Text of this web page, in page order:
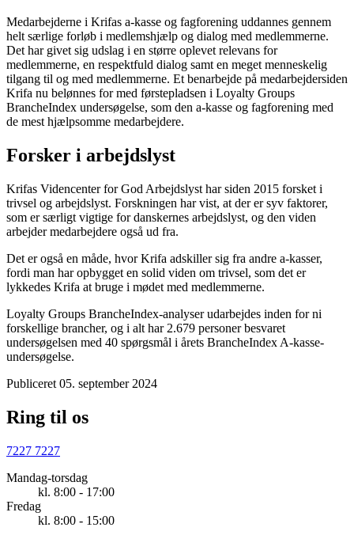
Medarbejderne i Krifas a-kasse og fagforening uddannes gennem
helt særlige forløb i medlemshjælp og dialog med medlemmerne.
Det har givet sig udslag i en større oplevet relevans for
medlemmerne, en respektfuld dialog samt en meget menneskelig
tilgang til og med medlemmerne. Et benarbejde på medarbejdersiden
Krifa nu belønnes for med førstepladsen i Loyalty Groups
BrancheIndex undersøgelse, som den a-kasse og fagforening med
de mest hjælpsomme medarbejdere.
Forsker i arbejdslyst
Krifas Videncenter for God Arbejdslyst har siden 2015 forsket i
trivsel og arbejdslyst. Forskningen har vist, at der er syv faktorer,
som er særligt vigtige for danskernes arbejdslyst, og den viden
arbejder medarbejdere også ud fra.
Det er også en måde, hvor Krifa adskiller sig fra andre a-kasser,
fordi man har opbygget en solid viden om trivsel, som det er
lykkedes Krifa at bruge i mødet med medlemmerne.
Loyalty Groups BrancheIndex-analyser udarbejdes inden for ni
forskellige brancher, og i alt har 2.679 personer besvaret
undersøgelsen med 40 spørgsmål i årets BrancheIndex A-kasse-
undersøgelse.
Publiceret 05. september 2024
Ring til os
7227 7227
Mandag-torsdag
kl. 8:00 - 17:00
Fredag
kl. 8:00 - 15:00